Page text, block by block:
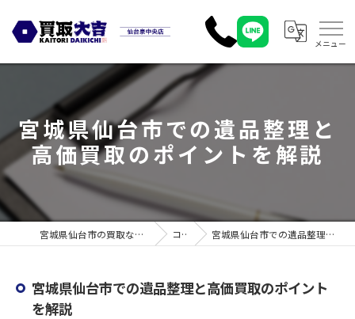
宮城県仙台市での遺品整理と
高価買取のポイントを解説
宮城県仙台市の買取なら買取大吉 仙台泉中央店 コラム 宮城県仙台市での遺品整理と高価買取のポイントを解説
宮城県仙台市での遺品整理と高価買取のポイント
を解説